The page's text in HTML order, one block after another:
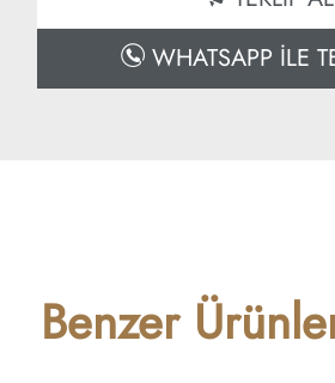
Özelleştirilebilir Logo ve
WHATSAPP İLE
Benzer